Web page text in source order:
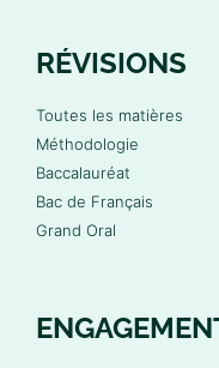
RÉVISIONS
Toutes les matières
Méthodologie
Baccalauréat
Bac de Français
Grand Oral